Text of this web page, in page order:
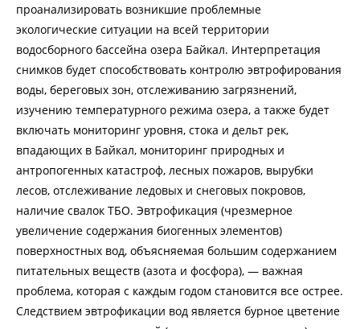
проанализировать возникшие проблемные
экологические ситуации на всей территории
водосборного бассейна озера Байкал. Интерпретация
снимков будет способствовать контролю эвтрофирования
воды, береговых зон, отслеживанию загрязнений,
изучению температурного режима озера, а также будет
включать мониторинг уровня, стока и дельт рек,
впадающих в Байкал, мониторинг природных и
антропогенных катастроф, лесных пожаров, вырубки
лесов, отслеживание ледовых и снеговых покровов,
наличие свалок ТБО. Эвтрофикация (чрезмерное
увеличение содержания биогенных элементов)
поверхностных вод, объясняемая большим содержанием
питательных веществ (азота и фосфора), — важная
проблема, которая с каждым годом становится все острее.
Следствием эвтрофикации вод является бурное цветение